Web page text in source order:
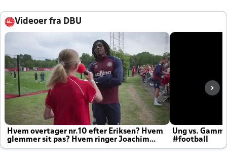
Videoer fra DBU
Hvem overtager nr.10 efter Eriksen? Hvem
glemmer sit pas? Hvem ringer Joachim
altid til efter kampe?
Ung vs.
#football